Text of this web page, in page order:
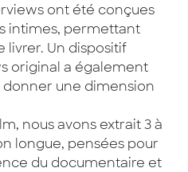
ont été conçues
intimes, permettant
livrer. Un dispositif
original a également
une dimension
nous avons extrait 3 à
longue, pensées pour
du documentaire et